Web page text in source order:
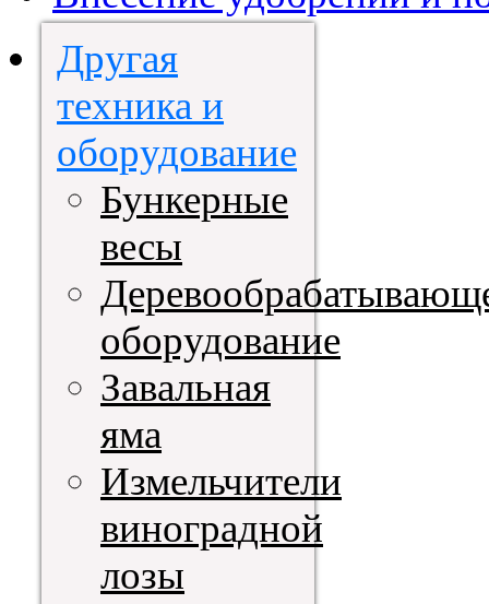
Другая
техника и
оборудование
Бункерные
весы
оборудование
Завальная
яма
Измельчители
виноградной
лозы